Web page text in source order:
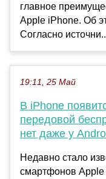
главное
Apple iPhone. Об
Согласно
19:11, 25 Май
В iPhone
передовой
нет даже у
Недавно стало
смартфонов Apple